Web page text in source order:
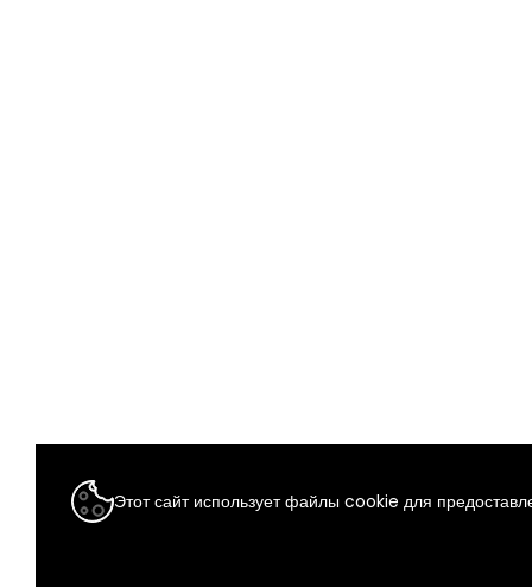
Этот сайт использует файлы cookie для